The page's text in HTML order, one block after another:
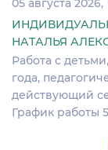
НАТАЛЬЯ
Работа с
года,
действующий
График работы